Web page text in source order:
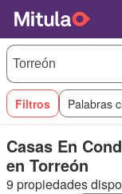
Filtros Palabras
Casas En
en Torreón
9 propiedades